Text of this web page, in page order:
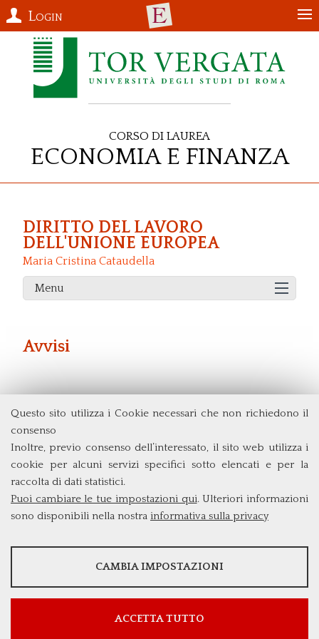
Questo sito utilizza i Cookie necessari che non richiedono il
consenso
Inoltre, previo consenso dell’interessato, il sito web utilizza i
cookie per alcuni servizi specifici sotto elencati e per la
raccolta di dati statistici.
Puoi cambiare le tue impostazioni qui. Ulteriori informazioni
sono disponibili nella nostra informativa sulla privacy
STATISTICHE
Mostra maggiori informazioni
CAMBIA IMPOSTAZIONI
ACCETTA TUTTO
Login
Corso di Laurea
Economia e Finanza
DIRITTO DEL LAVORO
DELL'UNIONE EUROPEA
Maria Cristina Cataudella
Menu
Avvisi
Università degli Studi di Roma Tor Vergata
Via Columbia, 2
00133 Roma (Italia)
Tel. +39 06 7259 5715
triennio@clef.uniroma2.it